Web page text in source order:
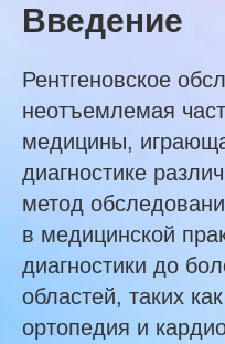
Введение
Рентгеновское
неотъемлемая
медицины,
диагностике
метод
в медицинской
диагностики до
областей, таких
ортопедия и